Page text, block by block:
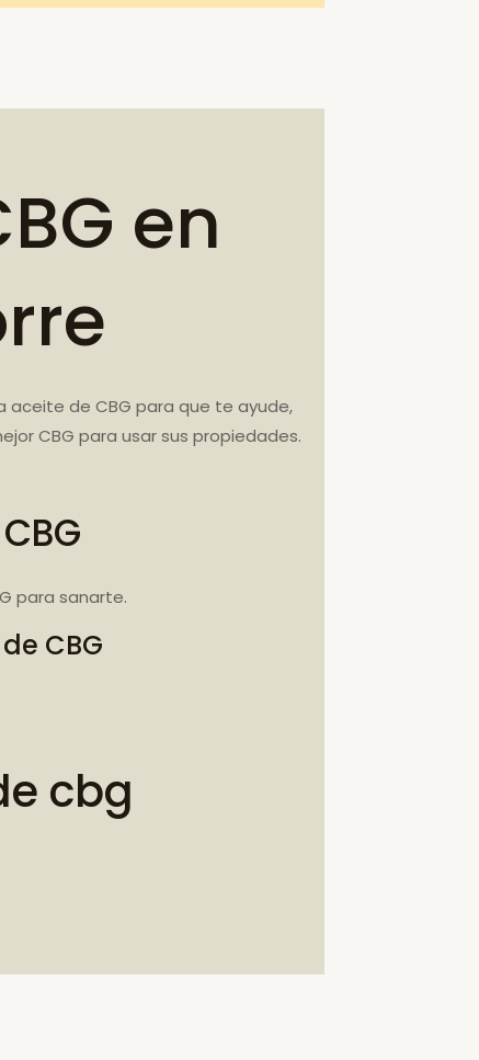
en
aceite de CBG para que te ayude,
CBG para usar sus propiedades.
para sanarte.
CBG
cbg